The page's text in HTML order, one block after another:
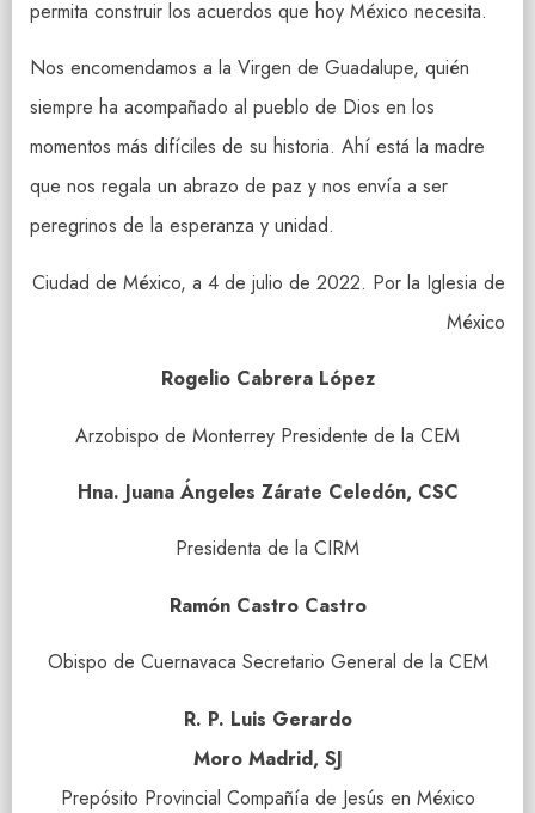
permita construir los acuerdos que hoy México necesita.
Nos encomendamos a la Virgen de Guadalupe, quién
siempre ha acompañado al pueblo de Dios en los
momentos más difíciles de su historia. Ahí está la madre
que nos regala un abrazo de paz y nos envía a ser
peregrinos de la esperanza y unidad.
Ciudad de México, a 4 de julio de 2022. Por la Iglesia de
México
Rogelio Cabrera López
Arzobispo de Monterrey Presidente de la CEM
Hna. Juana Ángeles Zárate Celedón, CSC
Presidenta de la CIRM
Ramón Castro Castro
Obispo de Cuernavaca Secretario General de la CEM
R. P. Luis Gerardo
Moro Madrid, SJ
Prepósito Provincial Compañía de Jesús en México